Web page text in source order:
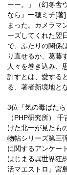
ーー。」（幻冬舎
なら』一穂ミチ[著
まった。カメラマ
ーズしてくれた翌
で、ふたりの関係
り直せるか、葛藤
人々を巻き込み、
許すとは、愛する
る、著者新境地と
3位『気の毒ばた
（PHP研究所）
けた北一が見たも
物帖シリーズ第三
に関するアンケー
はじまる異世界狂
活マエストロ』宮